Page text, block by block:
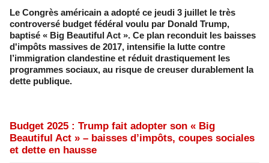
Le Congrès américain a adopté ce jeudi 3 juillet le très
controversé budget fédéral voulu par Donald Trump,
baptisé « Big Beautiful Act ». Ce plan reconduit les baisses
d'impôts massives de 2017, intensifie la lutte contre
l’immigration clandestine et réduit drastiquement les
programmes sociaux, au risque de creuser durablement la
dette publique.
Budget 2025 : Trump fait adopter son « Big
Beautiful Act » – baisses d’impôts, coupes sociales
et dette en hausse